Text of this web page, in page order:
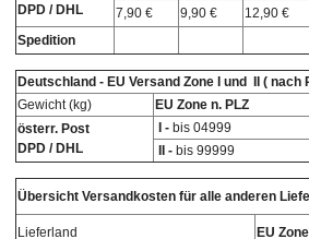
DPD / DHL
7,90 €
9,90 € 12,90 €
Spedition
Deutschland - EU Versand Zone I und II ( nach
Gewicht (kg)
EU Zone n. PLZ
österr. Post
DPD / DHL
I - bis 04999
II - bis 99999
Übersicht Versandkosten für alle anderen
Lieferland EU Zone